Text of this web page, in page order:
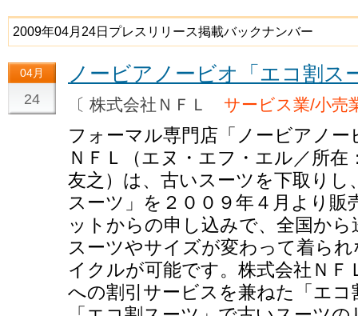
2009年04月24日プレスリリース掲載バックナンバー
04月
24
ノービアノービオ「エコ割ス
〔 株式会社ＮＦＬ サービス業/小売
フォーマル専門店「ノービアノ
ＮＦＬ（エヌ・エフ・エル／所在
友之）は、古いスーツを下取り
スーツ」を２００９年４月より
ットからの申し込みで、全国か
スーツやサイズが変わって着ら
イクルが可能です。株式会社Ｎ
への割引サービスを兼ねた「エ